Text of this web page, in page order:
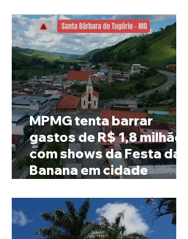
MPMG tenta barrar
gastos de R$ 1,8 milhão
com shows da Festa da
Banana em cidade
4 mil habitantes